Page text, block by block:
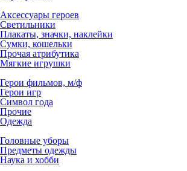
Аксессуары героев
Светильники
Плакаты, значки, наклейки
Сумки, кошельки
Прочая атрибутика
Мягкие игрушки
Герои фильмов, м/ф
Герои игр
Символ года
Прочие
Одежда
Головные уборы
Предметы одежды
Наука и хобби